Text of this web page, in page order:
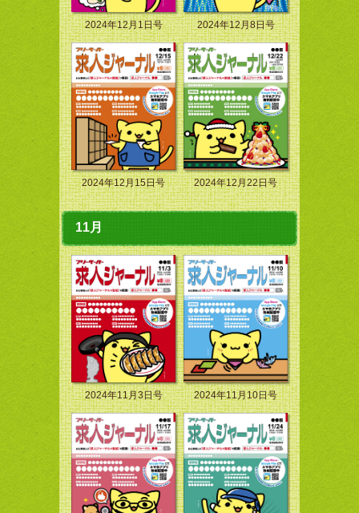
2024年12月1日号 2024年12月8日号
2024年12月15日号 2024年12月22日号
11月
2024年11月3日号 2024年11月10日号